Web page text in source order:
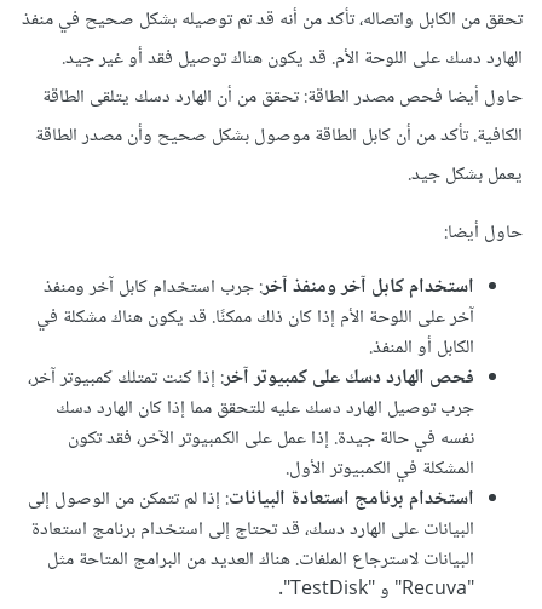
تحقق من الكابل واتصاله، تأكد من أنه قد تم توصيله بشكل صحيح في منفذ
الهارد دسك على اللوحة الأم. قد يكون هناك توصيل فقد أو غير جيد.
حاول أيضا فحص مصدر الطاقة: تحقق من أن الهارد دسك يتلقى الطاقة
الكافية. تأكد من أن كابل الطاقة موصول بشكل صحيح وأن مصدر الطاقة
يعمل بشكل جيد.
حاول أيضا:
استخدام كابل آخر ومنفذ آخر: جرب استخدام كابل آخر ومنفذ
آخر على اللوحة الأم إذا كان ذلك ممكنًا. قد يكون هناك مشكلة في
الكابل أو المنفذ.
فحص الهارد دسك على كمبيوتر آخر: إذا كنت تمتلك كمبيوتر آخر،
جرب توصيل الهارد دسك عليه للتحقق مما إذا كان الهارد دسك
نفسه في حالة جيدة. إذا عمل على الكمبيوتر الآخر، فقد تكون
المشكلة في الكمبيوتر الأول.
استخدام برنامج استعادة البيانات: إذا لم تتمكن من الوصول إلى
البيانات على الهارد دسك، قد تحتاج إلى استخدام برنامج استعادة
البيانات لاسترجاع الملفات. هناك العديد من البرامج المتاحة مثل
"Recuva" و "TestDisk".